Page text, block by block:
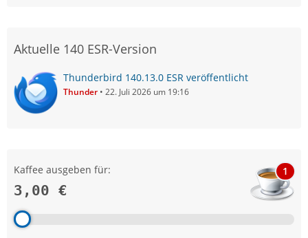
Aktuelle 140 ESR-Version
Thunderbird 140.13.0 ESR veröffentlicht
Thunder 22. Juli 2026 um 19:16
Kaffee ausgeben für:
3,00 €
1